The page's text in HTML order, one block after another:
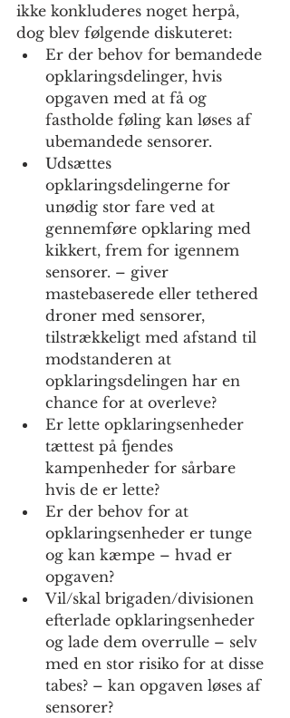
ikke konkluderes noget herpå,
dog blev følgende diskuteret:
Er der behov for bemandede
opklaringsdelinger, hvis
opgaven med at få og
fastholde føling kan løses af
ubemandede sensorer.
Udsættes
opklaringsdelingerne for
unødig stor fare ved at
gennemføre opklaring med
kikkert, frem for igennem
sensorer. – giver
mastebaserede eller tethered
droner med sensorer,
tilstrækkeligt med afstand til
modstanderen at
opklaringsdelingen har en
chance for at overleve?
Er lette opklaringsenheder
tættest på fjendes
kampenheder for sårbare
hvis de er lette?
Er der behov for at
opklaringsenheder er tunge
og kan kæmpe – hvad er
opgaven?
Vil/skal brigaden/divisionen
efterlade opklaringsenheder
og lade dem overrulle – selv
med en stor risiko for at disse
tabes? – kan opgaven løses af
sensorer?